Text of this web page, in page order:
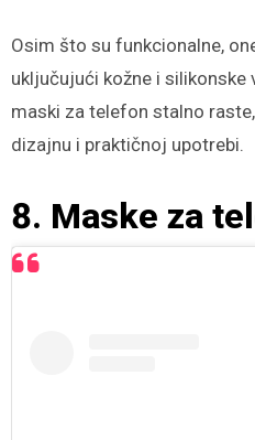
Osim što su funkcionalne,
uključujući kožne i silikonske
maski za telefon stalno
dizajnu i praktičnoj upotrebi.
8. Maske za